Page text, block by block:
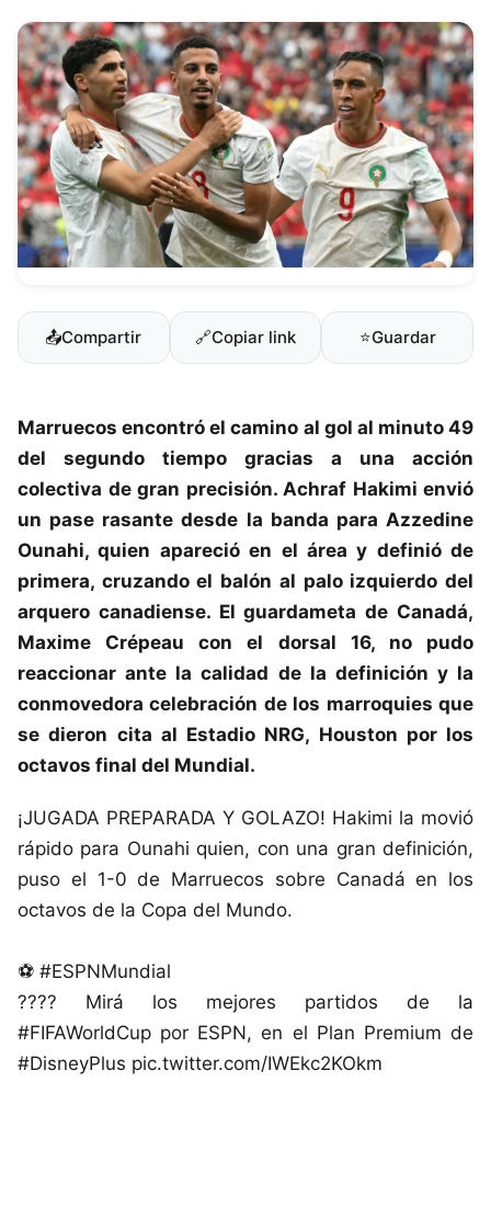
📤Compartir 🔗Copiar link ⭐Guardar
Marruecos encontró el camino al gol al minuto 49
del segundo tiempo gracias a una acción
colectiva de gran precisión. Achraf Hakimi envió
un pase rasante desde la banda para Azzedine
Ounahi, quien apareció en el área y definió de
primera, cruzando el balón al palo izquierdo del
arquero canadiense. El guardameta de Canadá,
Maxime Crépeau con el dorsal 16, no pudo
reaccionar ante la calidad de la definición y la
conmovedora celebración de los marroquies que
se dieron cita al Estadio NRG, Houston por los
octavos final del Mundial.
¡JUGADA PREPARADA Y GOLAZO! Hakimi la movió
rápido para Ounahi quien, con una gran definición,
puso el 1-0 de Marruecos sobre Canadá en los
octavos de la Copa del Mundo.
⚽ #ESPNMundial
???? Mirá los mejores partidos de la
#FIFAWorldCup por ESPN, en el Plan Premium de
#DisneyPlus pic.twitter.com/IWEkc2KOkm